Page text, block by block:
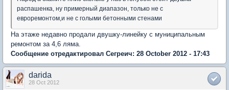
распашенка, ну примерный диапазон, только не с
евроремонтом,и не с голыми бетонными стенами
На этаже недавно продали двушку-линейку с муниципальным
ремонтом за 4,6 ляма.
Сообщение отредактировал Сегреич: 28 October 2012 - 17:43
darida
28 Oct 2012